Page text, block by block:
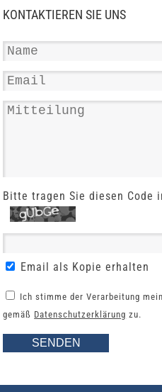
KONTAKTIEREN SIE UNS
Bitte tragen Sie diesen Code
Email als Kopie erhalten
Ich stimme der Verarbeitung
gemäß Datenschutzerklärung zu.